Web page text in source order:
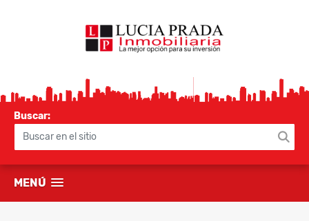
Buscar:
MENÚ